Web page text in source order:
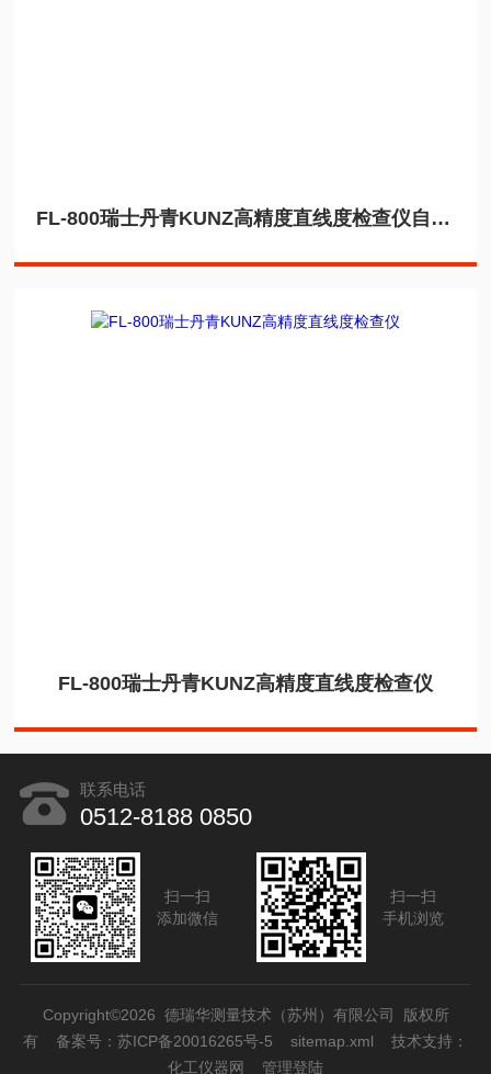
FL-800瑞士丹青KUNZ高精度直线度检查仪自准直仪
FL-800瑞士丹青KUNZ高精度直线度检查仪
联系电话
0512-8188 0850
扫一扫
添加微信
扫一扫
手机浏览
Copyright©2026 德瑞华测量技术（苏州）有限公司 版权所
有 备案号：苏ICP备20016265号-5 sitemap.xml 技术支持：
化工仪器网
管理登陆